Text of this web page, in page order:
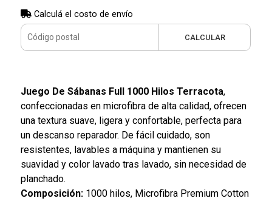
Calculá el costo de envío
CALCULAR
Juego De Sábanas Full 1000 Hilos Terracota,
confeccionadas en microfibra de alta calidad, ofrecen
una textura suave, ligera y confortable, perfecta para
un descanso reparador. De fácil cuidado, son
resistentes, lavables a máquina y mantienen su
suavidad y color lavado tras lavado, sin necesidad de
planchado.
Composición:1000 hilos, Microfibra Premium Cotton